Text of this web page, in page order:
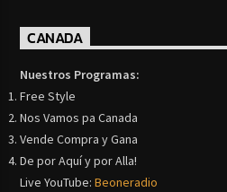
CANADA
Nuestros Programas:
Free Style
Nos Vamos pa Canada
Vende Compra y Gana
De por Aquí y por Alla!
Live YouTube:Beoneradio